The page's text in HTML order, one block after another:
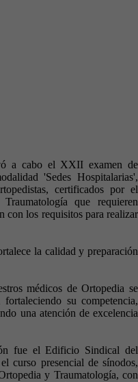
a cabo el XXII examen de
'Sedes Hospitalarias',
certificados por el
que requieren
con los requisitos para realizar
la calidad y preparación
médicos de Ortopedia se
su competencia,
una atención de excelencia
fue el Edificio Sindical del
curso presencial de sínodos,
y Traumatología, con